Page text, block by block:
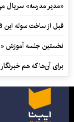
«مدیر مدرسه» سریال
قبل از ساخت سوله این 8 اشتباه را مرتکب نشوید
نخستین جلسه آموزش
برای آن‌ها که هم